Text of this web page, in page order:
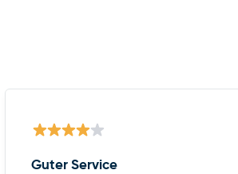
Guter Service